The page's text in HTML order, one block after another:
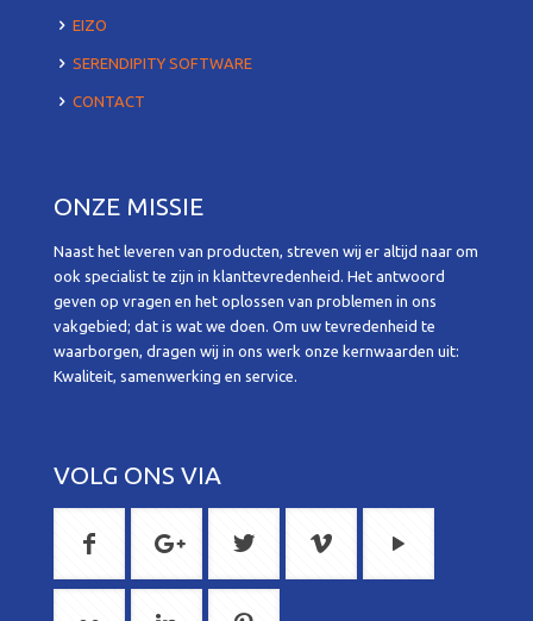
EIZO
SERENDIPITY SOFTWARE
CONTACT
ONZE MISSIE
Naast het leveren van producten, streven wij er altijd naar om
ook specialist te zijn in klanttevredenheid. Het antwoord
geven op vragen en het oplossen van problemen in ons
vakgebied; dat is wat we doen. Om uw tevredenheid te
waarborgen, dragen wij in ons werk onze kernwaarden uit:
Kwaliteit, samenwerking en service.
VOLG ONS VIA